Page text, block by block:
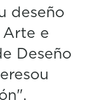
deseño
Arte e
Deseño